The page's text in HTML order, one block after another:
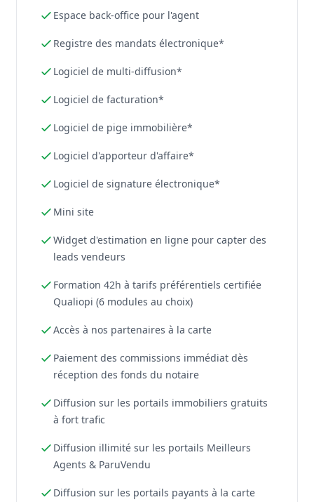
Espace back-office pour l'agent
Registre des mandats électronique*
Logiciel de multi-diffusion*
Logiciel de facturation*
Logiciel de pige immobilière*
Logiciel d'apporteur d'affaire*
Logiciel de signature électronique*
Mini site
Widget d'estimation en ligne pour capter des
leads vendeurs
Formation 42h à tarifs préférentiels certifiée
Qualiopi (6 modules au choix)
Accès à nos partenaires à la carte
Paiement des commissions immédiat dès
réception des fonds du notaire
Diffusion sur les portails immobiliers gratuits
à fort trafic
Diffusion illimité sur les portails Meilleurs
Agents & ParuVendu
Diffusion sur les portails payants à la carte